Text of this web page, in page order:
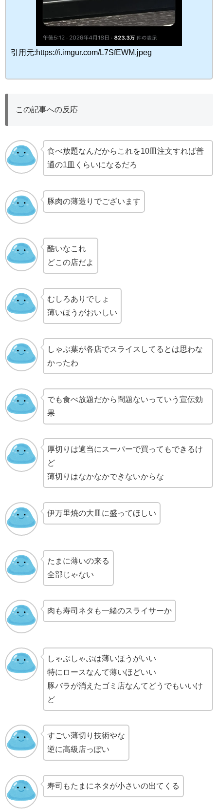
引用元:https://i.imgur.com/L7SfEWM.jpeg
この記事への反応
食べ放題なんだからこれを10皿注文すれば普
通の1皿くらいになるだろ
豚肉の薄造りでございます
酷いなこれ
どこの店だよ
むしろありでしょ
薄いほうがおいしい
しゃぶ葉が各店でスライスしてるとは思わな
かったわ
でも食べ放題だから問題ないっていう宣伝効
果
厚切りは適当にスーパーで買ってもできるけ
ど
薄切りはなかなかできないからな
伊万里焼の大皿に盛ってほしい
たまに薄いの来る
全部じゃない
肉も寿司ネタも一緒のスライサーか
しゃぶしゃぶは薄いほうがいい
特にロースなんて薄いほどいい
豚バラが消えたゴミ店なんてどうでもいいけ
ど
すごい薄切り技術やな
逆に高級店っぽい
寿司もたまにネタが小さいの出てくる